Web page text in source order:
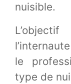
nuisible.
le
type de